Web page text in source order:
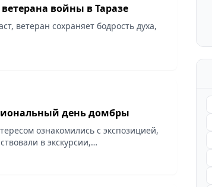
войны в Таразе
ветеран сохраняет бодрость духа,
день домбры
ознакомились с экспозицией,
в экскурсии,